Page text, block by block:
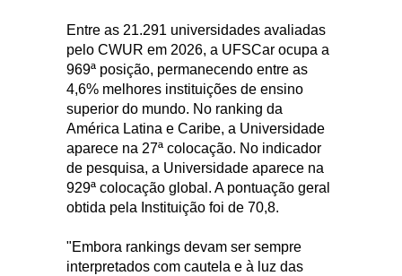
Entre as 21.291 universidades avaliadas
pelo CWUR em 2026, a UFSCar ocupa a
969ª posição, permanecendo entre as
4,6% melhores instituições de ensino
superior do mundo. No ranking da
América Latina e Caribe, a Universidade
aparece na 27ª colocação. No indicador
de pesquisa, a Universidade aparece na
929ª colocação global. A pontuação geral
obtida pela Instituição foi de 70,8.
"Embora rankings devam ser sempre
interpretados com cautela e à luz das